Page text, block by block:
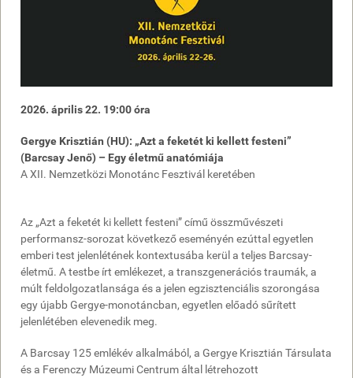
2026. április 22. 19:00 óra
Gergye Krisztián (HU): „Azt a feketét ki kellett festeni”
(Barcsay Jenő) – Egy életmű anatómiája
A XII. Nemzetközi Monotánc Fesztivál keretében
Az „Azt a feketét ki kellett festeni” című összművészeti
performansz-sorozat következő eseményén ezúttal egyetlen
emberi test jelenlétének kontextusába kerül a teljes Barcsay-
életmű. A testbe írt emlékezet, a transzgenerációs traumák, a
múlt feldolgozatlansága és a jelen egzisztenciális szorongása
egy újabb Gergye-monotáncban, egyetlen előadó sűrített
jelenlétében elevenedik meg.
A Barcsay 125 emlékév alkalmából, a Gergye Krisztián Társulata
és a Ferenczy Múzeumi Centrum által létrehozott